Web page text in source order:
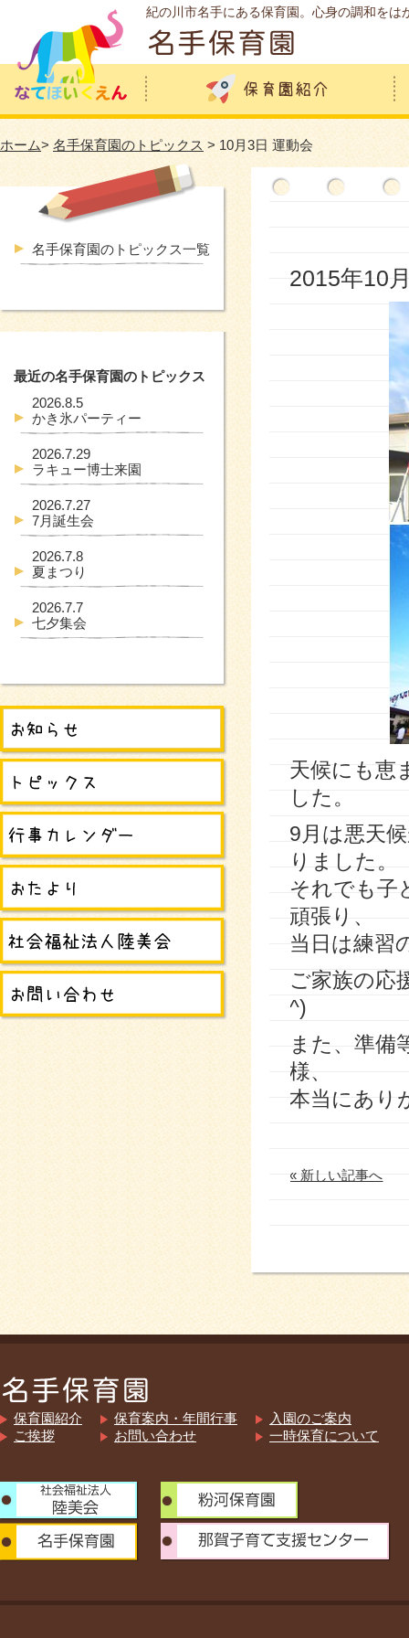
紀の川市名手にある保育園。心身の調和を
ホーム> 名手保育園のトピックス > 10月3日 運動会
2015年10
天候にも恵
した。
9月は悪天
りました。
それでも子
頑張り、
当日は練習
ご家族の応
^)
また、準備
様、
本当にあり
« 新しい記事へ
名手保育園のトピックス一覧
最近の名手保育園のトピックス
2026.8.5
かき氷パーティー
2026.7.29
ラキュー博士来園
2026.7.27
7月誕生会
2026.7.8
夏まつり
2026.7.7
七夕集会
保育園紹介
ご挨拶
保育案内・年間行事
お問い合わせ
入園のご案内
一時保育について